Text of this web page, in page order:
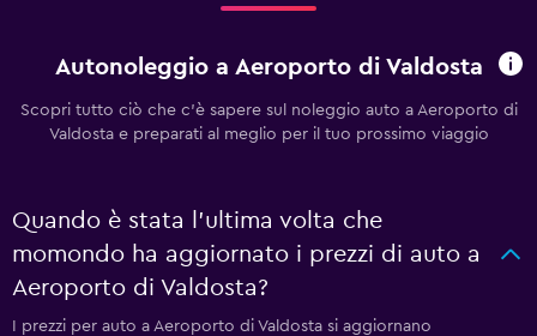
Autonoleggio a Aeroporto di Valdosta
Scopri tutto ciò che c'è sapere sul noleggio auto a Aeroporto di
Valdosta e preparati al meglio per il tuo prossimo viaggio
Quando è stata l'ultima volta che
momondo ha aggiornato i prezzi di auto a
Aeroporto di Valdosta?
I prezzi per auto a Aeroporto di Valdosta si aggiornano